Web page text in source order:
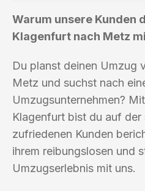
Warum unsere Kunden
Klagenfurt nach Metz
Du planst deinen Umzug
Metz und suchst nach
Umzugsunternehmen?
Klagenfurt bist du auf der
zufriedenen Kunden
ihrem reibungslosen und
Umzugserlebnis mit uns.